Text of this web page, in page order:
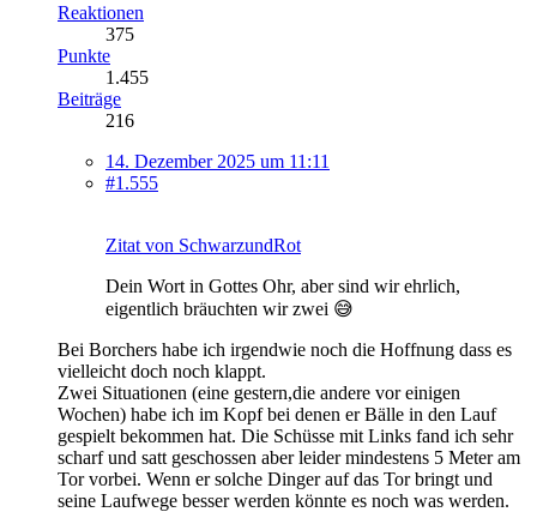
Reaktionen
375
Punkte
1.455
Beiträge
216
14. Dezember 2025 um 11:11
#1.555
Zitat von SchwarzundRot
Dein Wort in Gottes Ohr, aber sind wir ehrlich,
eigentlich bräuchten wir zwei 😅
Bei Borchers habe ich irgendwie noch die Hoffnung dass es
vielleicht doch noch klappt.
Zwei Situationen (eine gestern,die andere vor einigen
Wochen) habe ich im Kopf bei denen er Bälle in den Lauf
gespielt bekommen hat. Die Schüsse mit Links fand ich sehr
scharf und satt geschossen aber leider mindestens 5 Meter am
Tor vorbei. Wenn er solche Dinger auf das Tor bringt und
seine Laufwege besser werden könnte es noch was werden.